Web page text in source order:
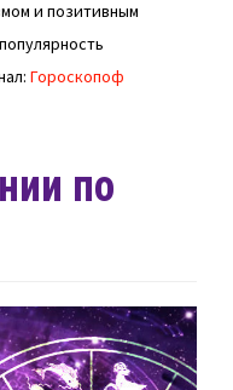
и позитивным
Гороскопоф
по